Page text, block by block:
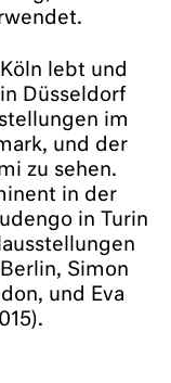
lebt und
Düsseldorf
im
und der
zu sehen.
in der
in Turin
Simon
und Eva